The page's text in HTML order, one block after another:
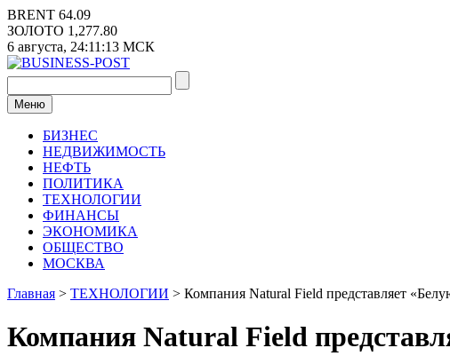
Перейти
к
содержимому
BRENT 64.09
ЗОЛОТО 1,277.80
6 августа, 24:11:14 МСК
Меню
БИЗНЕС
НЕДВИЖИМОСТЬ
НЕФТЬ
ПОЛИТИКА
ТЕХНОЛОГИИ
ФИНАНСЫ
ЭКОНОМИКА
ОБЩЕСТВО
МОСКВА
Главная > ТЕХНОЛОГИИ > Компания Natural Field представляет
Компания Natural Field